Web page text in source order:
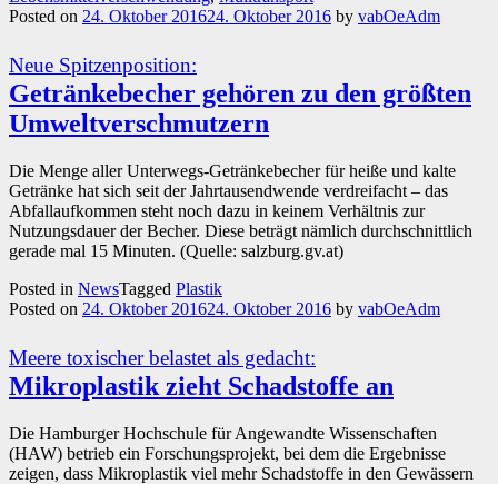
Posted on 24. Oktober 201624. Oktober 2016 by vabOeAdm
Neue Spitzenposition:
Getränkebecher gehören zu den größten
Umweltverschmutzern
Die Menge aller Unterwegs-Getränkebecher für heiße und kalte
Getränke hat sich seit der Jahrtausendwende verdreifacht – das
Abfallaufkommen steht noch dazu in keinem Verhältnis zur
Nutzungsdauer der Becher. Diese beträgt nämlich durchschnittlich
gerade mal 15 Minuten. (Quelle: salzburg.gv.at)
Posted in NewsTagged Plastik
Posted on 24. Oktober 201624. Oktober 2016 by vabOeAdm
Meere toxischer belastet als gedacht:
Mikroplastik zieht Schadstoffe an
Die Hamburger Hochschule für Angewandte Wissenschaften
(HAW) betrieb ein Forschungsprojekt, bei dem die Ergebnisse
zeigen, dass Mikroplastik viel mehr Schadstoffe in den Gewässern